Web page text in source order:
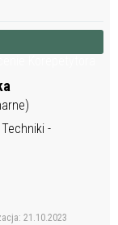
-
21.10.2023